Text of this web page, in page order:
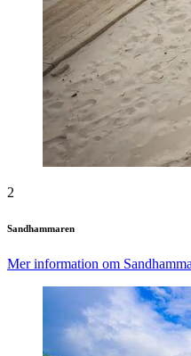
2
Sandhammaren
Mer information om